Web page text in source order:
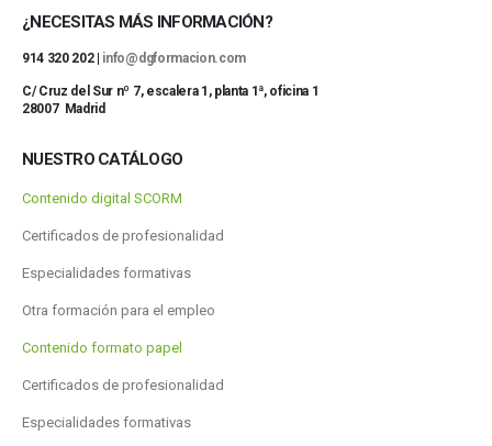
¿NECESITAS MÁS INFORMACIÓN?
914 320 202 | info@dgformacion.com
C/ Cruz del Sur nº 7, escalera 1, planta 1ª, oficina 1
28007 Madrid
NUESTRO CATÁLOGO
Contenido digital SCORM
Certificados de profesionalidad
Especialidades formativas
Otra formación para el empleo
Contenido formato papel
Certificados de profesionalidad
Especialidades formativas